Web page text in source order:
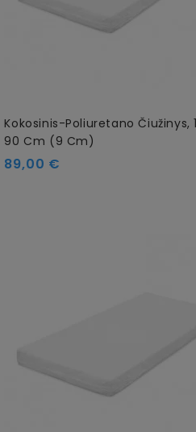
Kokosinis-Poliuretano Čiužinys,
90 Cm (9 Cm)
89,00 €